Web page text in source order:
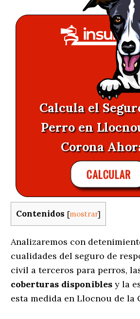
Calcula el
Perro en
Corona
CALCULAR
Contenidos [mostrar]
Analizaremos con
cualidades del seguro de
civil a terceros para perros,
coberturas disponibles y la
esta medida en Llocnou de la